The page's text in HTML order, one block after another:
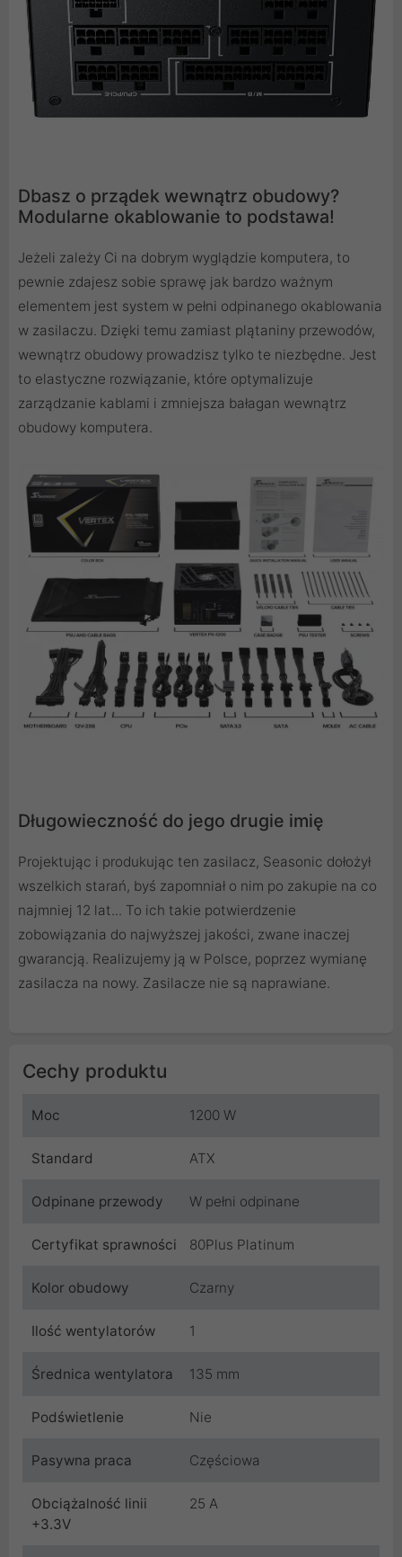
Dbasz o prządek wewnątrz obudowy?
Modularne okablowanie to podstawa!
Jeżeli zależy Ci na dobrym wyglądzie komputera, to
pewnie zdajesz sobie sprawę jak bardzo ważnym
elementem jest system w pełni odpinanego okablowania
w zasilaczu. Dzięki temu zamiast plątaniny przewodów,
wewnątrz obudowy prowadzisz tylko te niezbędne. Jest
to elastyczne rozwiązanie, które optymalizuje
zarządzanie kablami i zmniejsza bałagan wewnątrz
obudowy komputera.
Długowieczność do jego drugie imię
Projektując i produkując ten zasilacz, Seasonic dołożył
wszelkich starań, byś zapomniał o nim po zakupie na co
najmniej 12 lat... To ich takie potwierdzenie
zobowiązania do najwyższej jakości, zwane inaczej
gwarancją. Realizujemy ją w Polsce, poprzez wymianę
zasilacza na nowy. Zasilacze nie są naprawiane.
Cechy produktu
Moc 1200 W
Standard ATX
Odpinane przewody W pełni odpinane
Certyfikat sprawności 80Plus Platinum
Kolor obudowy Czarny
Ilość wentylatorów 1
Średnica wentylatora 135 mm
Podświetlenie Nie
Pasywna praca Częściowa
Obciążalność linii
+3.3V
25 A